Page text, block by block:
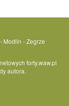
Modlin - Zegrze
forty.waw.pl
autora.